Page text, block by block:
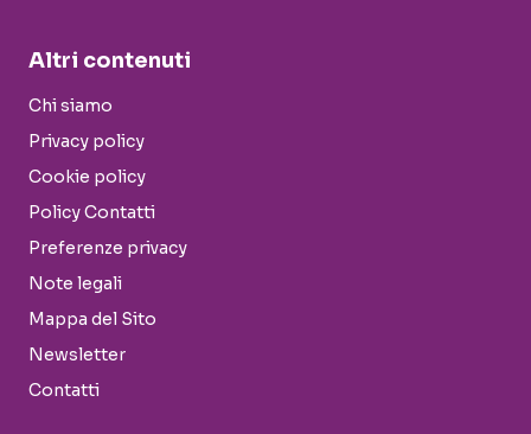
Altri contenuti
Chi siamo
Privacy policy
Cookie policy
Policy Contatti
Preferenze privacy
Note legali
Mappa del Sito
Newsletter
Contatti